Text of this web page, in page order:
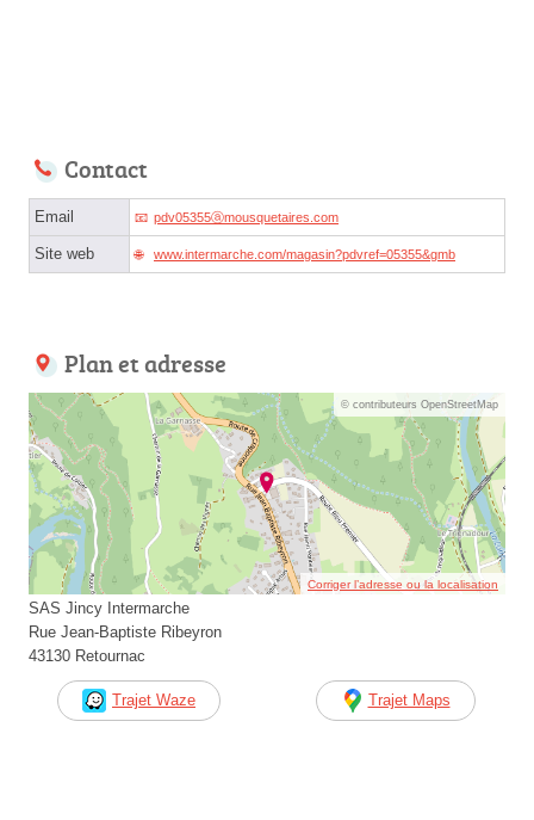
Contact
Email pdv05355ⓐmousquetaires.com
Site web www.intermarche.com/magasin?pdvref=05355&gmb
Plan et adresse
© contributeurs OpenStreetMap
Corriger l’adresse ou la localisation
SAS Jincy Intermarche
Rue Jean-Baptiste Ribeyron
43130 Retournac
Trajet Waze Trajet Maps